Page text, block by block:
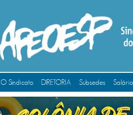
O Sindicato DIRETORIA Subsedes